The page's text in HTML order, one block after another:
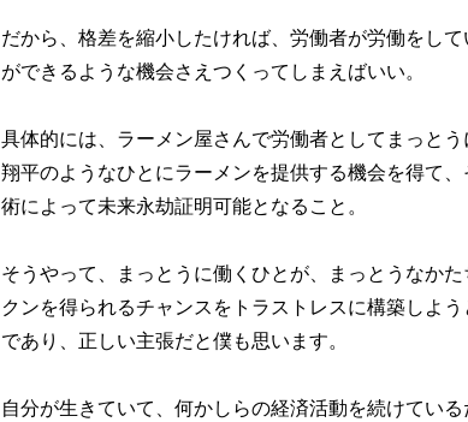
だから、格差を縮小したければ、労働者が労働をし
ができるような機会さえつくってしまえばいい。
具体的には、ラーメン屋さんで労働者としてまっと
翔平のようなひとにラーメンを提供する機会を得て
術によって未来永劫証明可能となること。
そうやって、まっとうに働くひとが、まっとうなか
クンを得られるチャンスをトラストレスに構築しよ
であり、正しい主張だと僕も思います。
自分が生きていて、何かしらの経済活動を続けてい